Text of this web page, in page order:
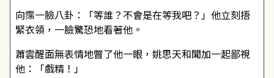
向霈一臉八卦：「等誰？不會是在等我吧？」他立刻捂
緊衣領，一臉驚恐地看著他。
蕭雲醒面無表情地瞥了他一眼，姚思天和聞加一起鄙視
他：「戲精！」